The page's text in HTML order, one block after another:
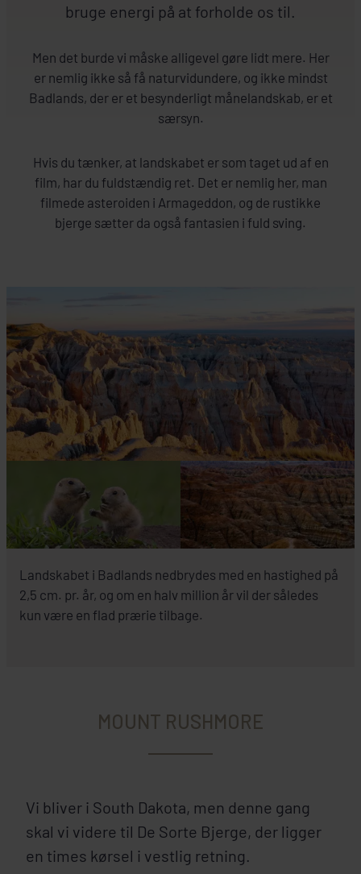
bruge energi på at forholde os til.
Men det burde vi måske alligevel gøre lidt mere. Her
er nemlig ikke så få naturvidundere, og ikke mindst
Badlands, der er et besynderligt månelandskab, er et
særsyn.
Hvis du tænker, at landskabet er som taget ud af en
film, har du fuldstændig ret. Det er nemlig her, man
filmede asteroiden i Armageddon, og de rustikke
bjerge sætter da også fantasien i fuld sving.
Landskabet i Badlands nedbrydes med en hastighed på
2,5 cm. pr. år, og om en halv million år vil der således
kun være en flad prærie tilbage.
MOUNT RUSHMORE
Vi bliver i South Dakota, men denne gang
skal vi videre til De Sorte Bjerge, der ligger
en times kørsel i vestlig retning.